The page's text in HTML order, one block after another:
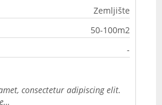
Zemljište
50-100m2
-
consectetur adipiscing elit.